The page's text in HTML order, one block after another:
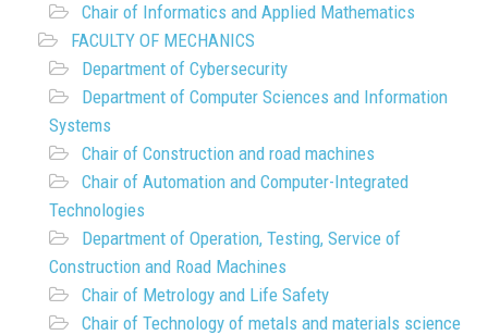
Chair of Informatics and Applied Mathematics
FACULTY OF MECHANICS
Department of Cybersecurity
Department of Computer Sciences and Information
Systems
Chair of Construction and road machines
Chair of Automation and Computer-Integrated
Technologies
Department of Operation, Testing, Service of
Construction and Road Machines
Chair of Metrology and Life Safety
Chair of Technology of metals and materials science